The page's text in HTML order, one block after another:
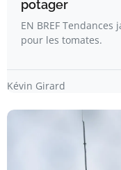
potager
EN BREF
pour les tomates.
Kévin Girard